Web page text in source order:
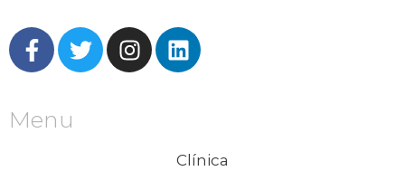
Menu
Clínica